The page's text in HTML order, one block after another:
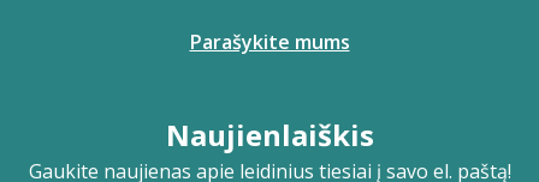
Parašykite mums
Naujienlaiškis
Gaukite naujienas apie leidinius tiesiai į savo el. paštą!